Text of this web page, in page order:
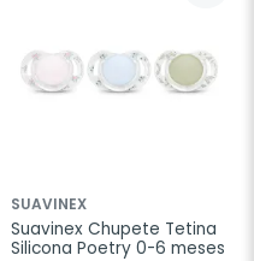
SUAVINEX
Suavinex Chupete Tetina
Silicona Poetry 0-6 meses